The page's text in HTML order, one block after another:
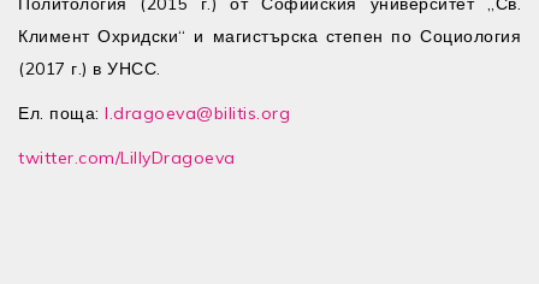
Климент Охридски“ и магистърска степен по Социология
(2017 г.) в УНСС.
Ел. поща: l.dragoeva@bilitis.org
twitter.com/LillyDragoeva